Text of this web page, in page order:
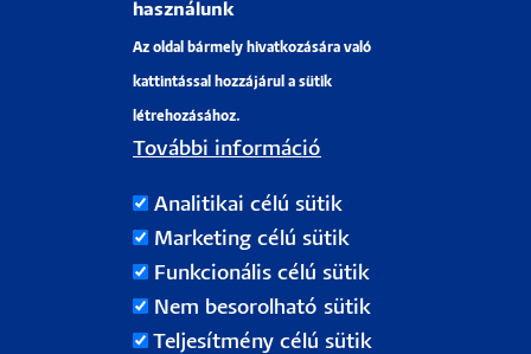
Pályázati projektek
H-7622 Pécs, Vasvári Pál utca. 4.
Tel.:+36-72/501-500
használunk
Az oldal bármely hivatkozására való
kattintással hozzájárul a sütik
létrehozásához.
További információ
Analitikai célú sütik
Marketing célú sütik
Funkcionális célú sütik
Nem besorolható sütik
Teljesítmény célú sütik